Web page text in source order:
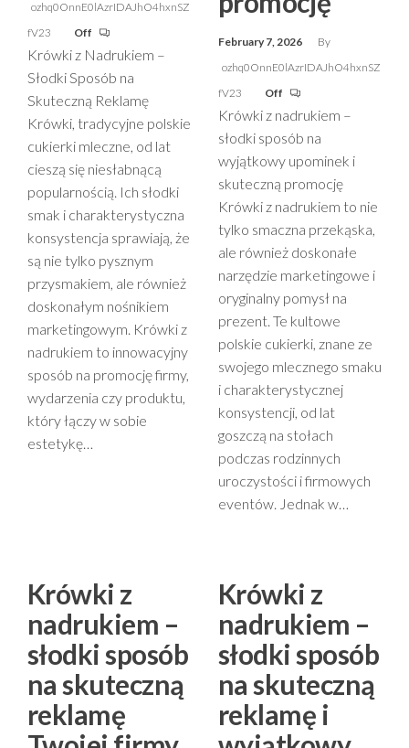
ozhq0OnnE0lAzrIDAJhO4hxnSZ
fV23
Off
Krówki z Nadrukiem –
Słodki Sposób na
Skuteczną Reklamę
Krówki, tradycyjne polskie
cukierki mleczne, od lat
cieszą się niesłabnącą
popularnością. Ich słodki
smak i charakterystyczna
konsystencja sprawiają, że
są nie tylko pysznym
przysmakiem, ale również
doskonałym nośnikiem
marketingowym. Krówki z
nadrukiem to innowacyjny
sposób na promocję firmy,
wydarzenia czy produktu,
który łączy w sobie
estetykę…
February 7, 2026
By
ozhq0OnnE0lAzrIDAJhO4hxnSZ
fV23
Off
Krówki z nadrukiem –
słodki sposób na
wyjątkowy upominek i
skuteczną promocję
Krówki z nadrukiem to nie
tylko smaczna przekąska,
ale również doskonałe
narzędzie marketingowe i
oryginalny pomysł na
prezent. Te kultowe
polskie cukierki, znane ze
swojego mlecznego smaku
i charakterystycznej
konsystencji, od lat
goszczą na stołach
podczas rodzinnych
uroczystości i firmowych
eventów. Jednak w…
Krówki z
nadrukiem –
słodki sposób
na skuteczną
reklamę
Krówki z
nadrukiem –
słodki sposób
na skuteczną
reklamę i